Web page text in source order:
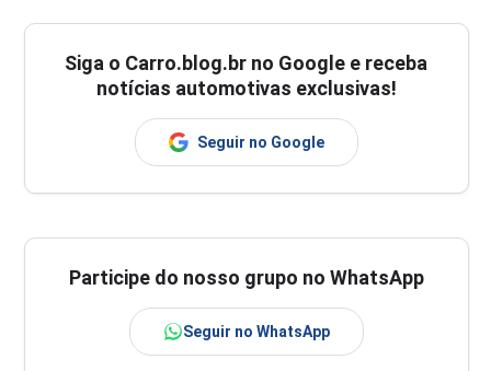
Siga o Carro.blog.br no Google e receba
notícias automotivas exclusivas!
Seguir no Google
Participe do nosso grupo no WhatsApp
Seguir no WhatsApp